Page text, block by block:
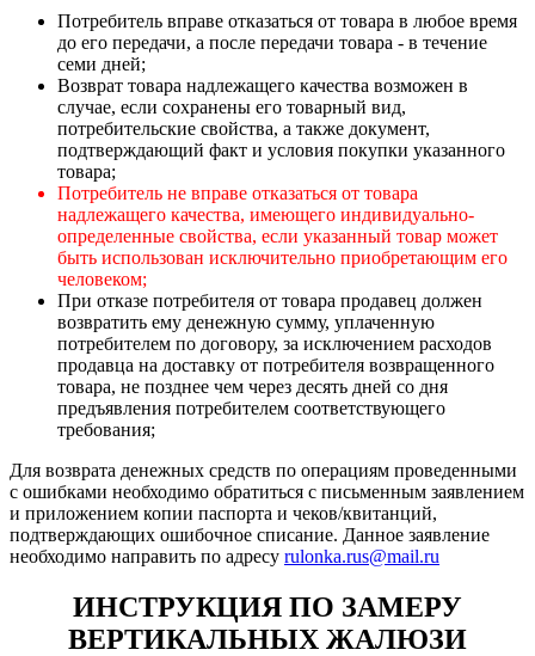
Потребитель вправе отказаться от товара в любое время
до его передачи, а после передачи товара - в течение
семи дней;
Возврат товара надлежащего качества возможен в
случае, если сохранены его товарный вид,
потребительские свойства, а также документ,
подтверждающий факт и условия покупки указанного
товара;
Потребитель не вправе отказаться от товара
надлежащего качества, имеющего индивидуально-
определенные свойства, если указанный товар может
быть использован исключительно приобретающим его
человеком;
При отказе потребителя от товара продавец должен
возвратить ему денежную сумму, уплаченную
потребителем по договору, за исключением расходов
продавца на доставку от потребителя возвращенного
товара, не позднее чем через десять дней со дня
предъявления потребителем соответствующего
требования;
Для возврата денежных средств по операциям проведенными
с ошибками необходимо обратиться с письменным заявлением
и приложением копии паспорта и чеков/квитанций,
подтверждающих ошибочное списание. Данное заявление
необходимо направить по адресу rulonka.rus@mail.ru
ИНСТРУКЦИЯ ПО ЗАМЕРУ
ВЕРТИКАЛЬНЫХ ЖАЛЮЗИ